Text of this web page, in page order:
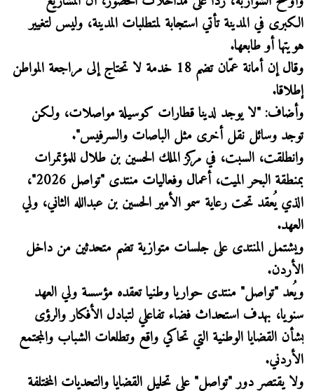
الكبرى في المدينة تأتي استجابة لمتطلبات المدينة، وليس لتغيير
هويتها أو طابعها.
وقال إن أمانة عمّان تضم 18 خدمة لا تحتاج إلى مراجعة المواطن
إطلاقا.
وأضاف: "لا يوجد لدينا قطارات كوسيلة مواصلات، ولكن
توجد وسائل نقل أخرى مثل الباصات والسرفيس".
وانطلقت، السبت، في مركز الملك الحسين بن طلال للمؤتمرات
بمنطقة البحر الميت، أعمال وفعاليات منتدى "تواصل 2026"،
الذي يُعقد تحت رعاية سمو الأمير الحسين بن عبدالله الثاني، ولي
العهد.
ويشتمل المنتدى على جلسات متوازية تضم متحدثين من داخل
الأردن.
ويُعد "تواصل" منتدى حواريا وطنيا تعقده مؤسسة ولي العهد
سنويا، بهدف استحداث فضاء تفاعلي لتبادل الأفكار والرؤى
بشأن القضايا الوطنية التي تحاكي واقع وتطلعات الشباب والمجتمع
الأردني.
ولا يقتصر دور "تواصل" على تحليل القضايا والتحديات المختلفة